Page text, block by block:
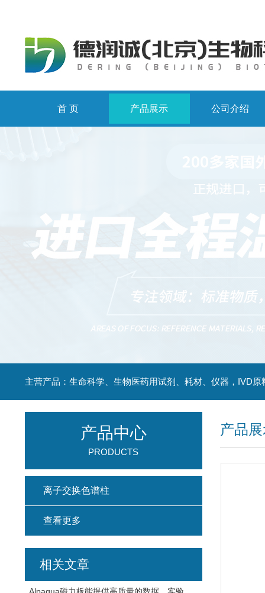
首 页 产品展示 公司介绍
主营产品：生命科学、生物医药用试剂、耗材、仪器，IVD原
产品
产品中心
PRODUCTS
离子交换色谱柱
查看更多
相关文章